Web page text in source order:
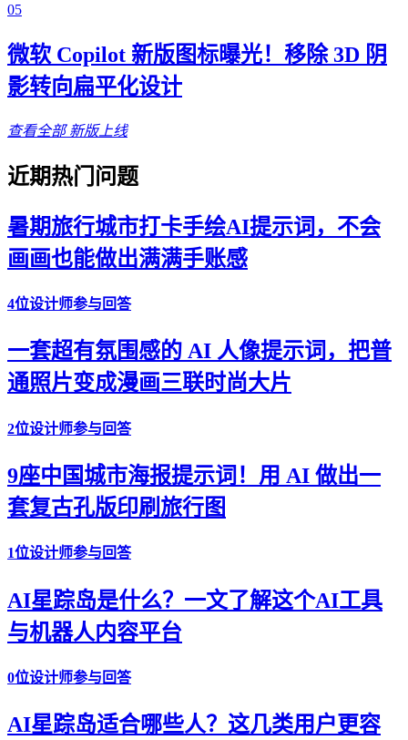
05
微软 Copilot 新版图标曝光！移除 3D 阴
影转向扁平化设计
查看全部 新版上线
近期热门问题
暑期旅行城市打卡手绘AI提示词，不会
画画也能做出满满手账感
4位设计师参与回答
一套超有氛围感的 AI 人像提示词，把普
通照片变成漫画三联时尚大片
2位设计师参与回答
9座中国城市海报提示词！用 AI 做出一
套复古孔版印刷旅行图
1位设计师参与回答
AI星踪岛是什么？一文了解这个AI工具
与机器人内容平台
0位设计师参与回答
AI星踪岛适合哪些人？这几类用户更容